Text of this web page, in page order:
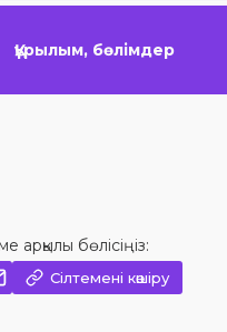
Құрылым, бөлімдер
арқылы бөлісіңіз:
Сілтемені көшіру